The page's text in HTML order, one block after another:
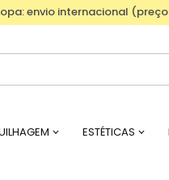
envio internacional
ESTÉTICAS